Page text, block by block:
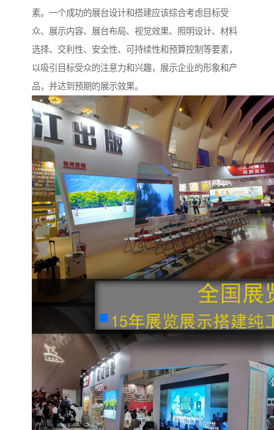
素。一个成功的展台设计和搭建应该综合考虑目标受
众、展示内容、展台布局、视觉效果、照明设计、材料
选择、交利性、安全性、可持续性和预算控制等要素，
以吸引目标受众的注意力和兴趣，展示企业的形象和产
品，并达到预期的展示效果。